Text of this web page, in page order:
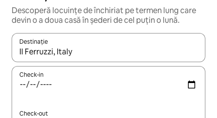
Descoperă locuințe de închiriat pe termen lung care
devin o a doua casă în șederi de cel puțin o lună.
Destinație
Când se încarcă rezultatele, navighează folosind tastele
Check-in
Check-out